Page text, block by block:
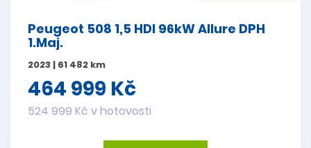
Peugeot 508 1,5 HDI 96kW Allure DPH
1.Maj.
2023 | 61 482 km
464 999 Kč
524 999 Kč v hotovosti